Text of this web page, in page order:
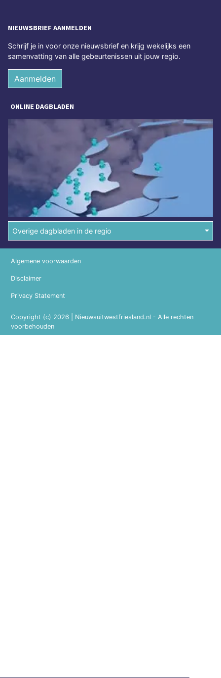
NIEUWSBRIEF AANMELDEN
Schrijf je in voor onze nieuwsbrief en krijg wekelijks een
samenvatting van alle gebeurtenissen uit jouw regio.
Aanmelden
ONLINE DAGBLADEN
Overige dagbladen in de regio
Copyright (c) 2026 | Nieuwsuitwestfriesland.nl - Alle rechten
voorbehouden
Algemene voorwaarden
Disclaimer
Privacy Statement